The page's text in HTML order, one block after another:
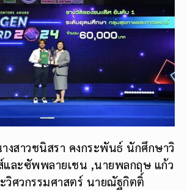
สาวชนิสรา คงกระพันธ์ นักศึกษาวิ
และซัพพลายเชน ,นายพลกฤษ แก้ว
ศวกรรมศาสตร์ นายณัฐกิตติ์